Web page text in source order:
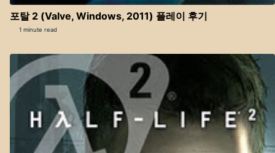
포탈 2 (Valve, Windows, 2011) 플레이 후기
1 minute read